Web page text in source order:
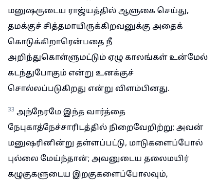
மனுஷருடைய ராஜ்யத்தில் ஆளுகை செய்து,
தமக்குச் சித்தமாயிருக்கிறவனுக்கு அதைக்
கொடுக்கிறாரென்பதை நீ
அறிந்துகொள்ளுமட்டும் ஏழு காலங்கள் உன்மேல்
கடந்துபோகும் என்று உனக்குச்
சொல்லப்படுகிறது என்று விளம்பினது.
33 அந்நேரமே இந்த வார்த்தை
நேபுகாத்நேச்சாரிடத்தில் நிறைவேறிற்று; அவன்
மனுஷரினின்று தள்ளப்பட்டு, மாடுகளைப்போல்
புல்லை மேய்ந்தான்; அவனுடைய தலைமயிர்
கழுகுகளுடைய இறகுகளைப்போலவும்,